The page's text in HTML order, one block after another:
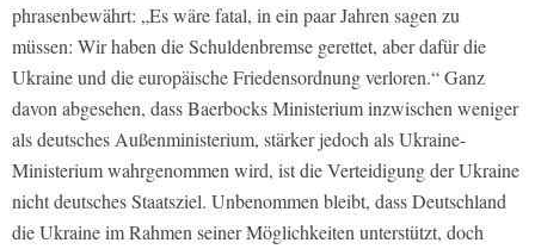
phrasenbewährt: „Es wäre fatal, in ein paar Jahren sagen zu
müssen: Wir haben die Schuldenbremse gerettet, aber dafür die
Ukraine und die europäische Friedensordnung verloren.“ Ganz
davon abgesehen, dass Baerbocks Ministerium inzwischen weniger
als deutsches Außenministerium, stärker jedoch als Ukraine-
Ministerium wahrgenommen wird, ist die Verteidigung der Ukraine
nicht deutsches Staatsziel. Unbenommen bleibt, dass Deutschland
die Ukraine im Rahmen seiner Möglichkeiten unterstützt, doch